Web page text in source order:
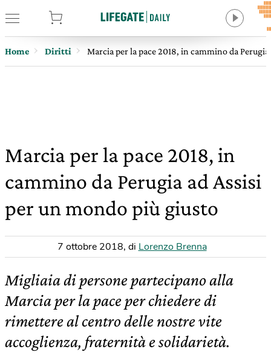
Home Diritti Marcia per la pace 2018, in cammino da
Marcia per la pace 2018, in
cammino da Perugia ad Assisi
per un mondo più giusto
7 ottobre 2018, di Lorenzo Brenna
Migliaia di persone partecipano alla
Marcia per la pace per chiedere di
rimettere al centro delle nostre vite
accoglienza, fraternità e solidarietà.